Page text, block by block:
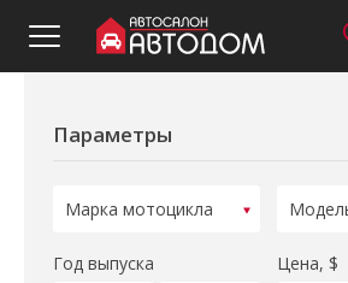
Параметры
Год выпуска Цена, $